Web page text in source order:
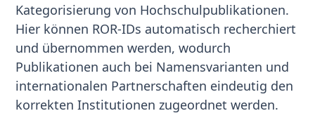
Kategorisierung von Hochschulpublikationen.
Hier können ROR-IDs automatisch recherchiert
und übernommen werden, wodurch
Publikationen auch bei Namensvarianten und
internationalen Partnerschaften eindeutig den
korrekten Institutionen zugeordnet werden.